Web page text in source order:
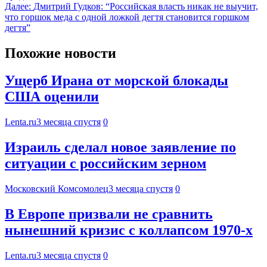
Далее: Дмитрий Гудков: “Российская власть никак не выучит,
что горшок меда с одной ложкой дегтя становится горшком
дегтя”
Похожие новости
Ущерб Ирана от морской блокады
США оценили
Lenta.ru3 месяца спустя 0
Израиль сделал новое заявление по
ситуации с российским зерном
Московский Комсомолец3 месяца спустя 0
В Европе призвали не сравнить
нынешний кризис с коллапсом 1970-х
Lenta.ru3 месяца спустя 0